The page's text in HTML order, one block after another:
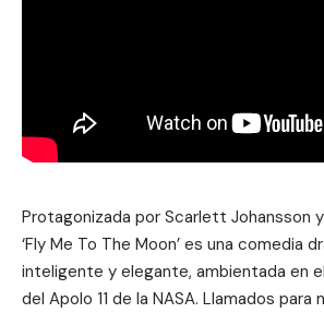
Protagonizada por Scarlett Johansson
‘Fly Me To The Moon’ es una comedia
inteligente y elegante, ambientada en
del Apolo 11 de la NASA. Llamados para